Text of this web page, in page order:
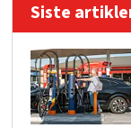
Siste